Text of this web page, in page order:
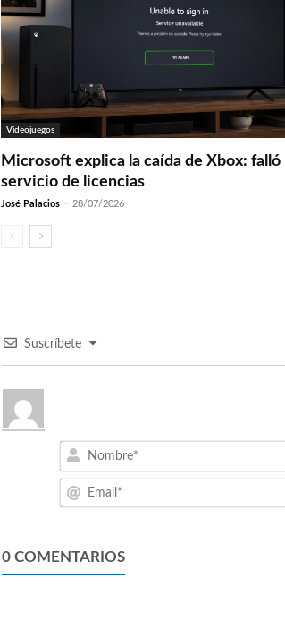
Videojuegos
Microsoft explica la caída de Xbox: falló
servicio de licencias
José Palacios - 28/07/2026
Suscríbete
0 COMENTARIOS